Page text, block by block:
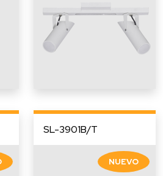
SL-3901B/T